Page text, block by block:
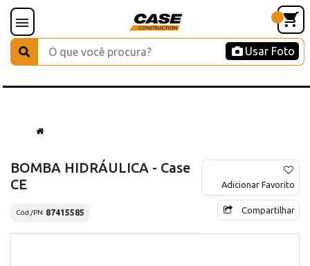
Usar Foto
BOMBA HIDRÁULICA - Case
CE
Cód./PN 87415585
Adicionar Favorito
Compartilhar